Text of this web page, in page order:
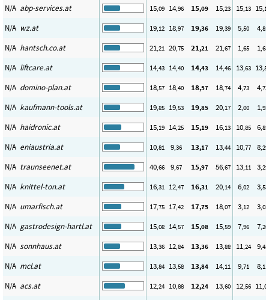
N/A abp-services.at 15,09 14,96 15,09 15,23 15,13 15
N/A wz.at 19,12 18,97 19,36 19,39 5,50 4,81
N/A hantsch.co.at 21,21 20,75 21,21 21,67 1,65 1,63
N/A liftcare.at 14,43 14,40 14,43 14,46 13,63 13
N/A domino-plan.at 18,57 18,40 18,57 18,74 4,73 4,73
N/A kaufmann-tools.at 19,85 19,53 19,85 20,17 2,00 1,93
N/A haidronic.at 15,19 14,25 15,19 16,13 10,85 6,83
N/A eniaustria.at 10,81 9,36 13,17 13,44 10,77 8,29
N/A traunseenet.at 40,66 9,67 15,97 56,67 13,11 3,29
N/A knittel-ton.at 16,31 12,47 16,31 20,14 6,02 3,53
N/A umarfisch.at 17,75 17,42 17,75 18,07 3,12 3,02
N/A gastrodesign-hartl.at 15,08 14,57 15,08 15,59 7,96 7,20
N/A sonnhaus.at 13,36 12,84 13,36 13,88 11,24 9,45
N/A mcl.at 13,84 13,58 13,84 14,11 9,71 8,11
N/A acs.at 12,24 10,88 12,24 13,60 12,56 11